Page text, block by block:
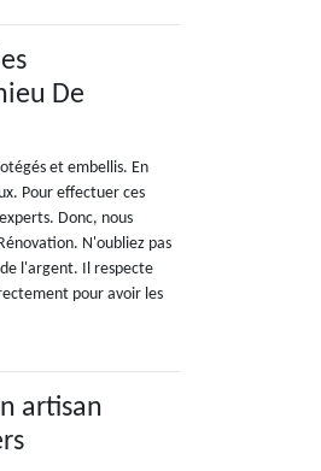
De
et embellis. En
Pour effectuer ces
Donc, nous
N'oubliez pas
de l'argent. Il respecte
pour avoir les
artisan